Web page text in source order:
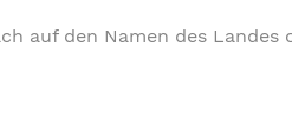
auf den Namen des Landes